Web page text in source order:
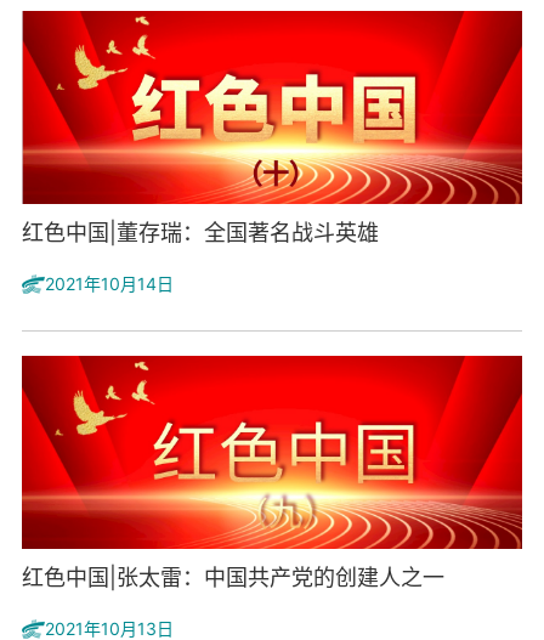
红色中国|董存瑞：全国著名战斗英雄
2021年10月14日
红色中国|张太雷：中国共产党的创建人之一
2021年10月13日